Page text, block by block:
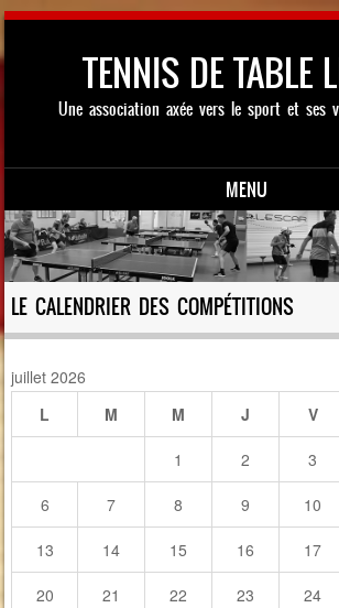
TENNIS DE TABLE
Une association axée vers le sport et ses
MENU
Skip to content
LE CALENDRIER DES COMPÉTITIONS
juillet 2026
L
M M J V
1 2 3
6 7 8 9 10
13 14 15 16 17
20 21 22 23 24